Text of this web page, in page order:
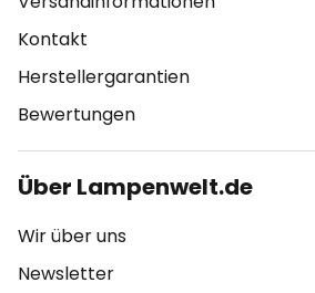
Kontakt
Herstellergarantien
Bewertungen
Über Lampenwelt.de
Wir über uns
Newsletter